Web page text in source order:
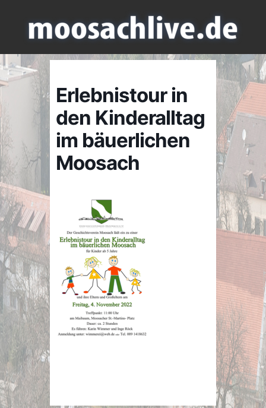
Erlebnistour in
den Kinderalltag
im bäuerlichen
Moosach